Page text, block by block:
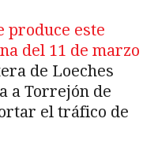
produce este
del 11 de marzo
de Loeches
a Torrejón de
el tráfico de